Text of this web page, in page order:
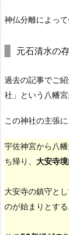
神仏分離によって
元石清水の
過去の記事でご
社」という八幡宮
この神社の主張に
宇佐神宮から八
ち帰り、 大安寺
大安寺の鎮守とし
のが始まりとする